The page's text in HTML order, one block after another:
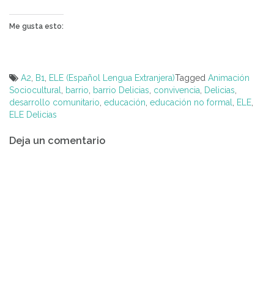
Me gusta esto:
A2 B1 ELE (Español Lengua Extranjera)Tagged Animación
Sociocultural
barrio barrio Delicias convivencia Delicias
desarrollo comunitario educación educación no formal ELE
ELE Delicias
de
Deja un comentario